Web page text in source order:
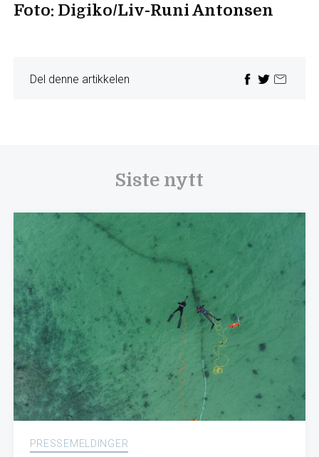
Foto: Digiko/Liv-Runi Antonsen
Del denne artikkelen
Siste nytt
PRESSEMELDINGER